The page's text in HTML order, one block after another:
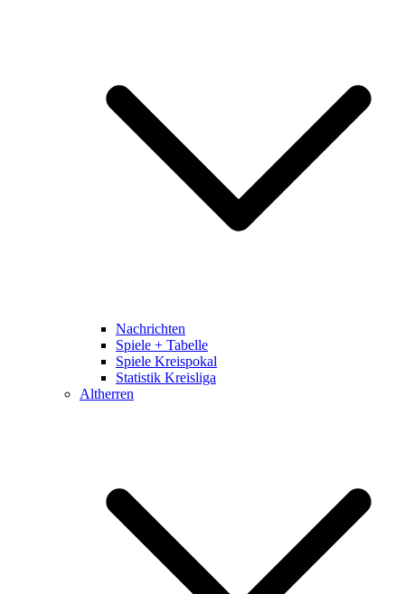
Nachrichten
Spiele + Tabelle
Spiele Kreispokal
Statistik Kreisliga
Altherren